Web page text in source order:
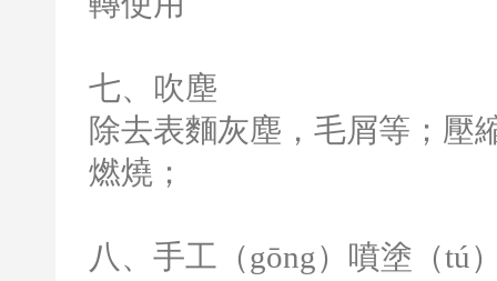
七、吹塵
除去表麵灰塵，毛屑等；壓
燃燒；
八、手工（gōng）噴塗（tú